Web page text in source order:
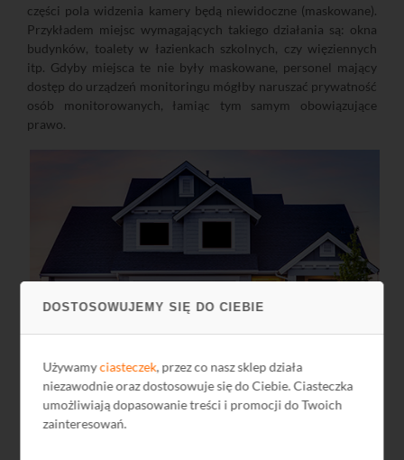
DOSTOSOWUJEMY SIĘ DO CIEBIE
Używamyciasteczek, przez co nasz sklep działa
niezawodnie oraz dostosowuje się do Ciebie. Ciasteczka
umożliwiają dopasowanie treści i promocji do Twoich
zainteresowań.
części pola widzenia kamery będą niewidoczne (maskowane).
Przykładem miejsc wymagających takiego działania są: okna
budynków, toalety w łazienkach szkolnych, czy więziennych
itp. Gdyby miejsca te nie były maskowane, personel mający
dostęp do urządzeń monitoringu mógłby naruszać prywatność
osób monitorowanych, łamiąc tym samym obowiązujące
prawo.
Zasilanie PoE
PoE (Power over Ethernet) jest nazwą standardu IEEE zasilania
urządzeń sieciowych poprzez skrętkę komputerową przy